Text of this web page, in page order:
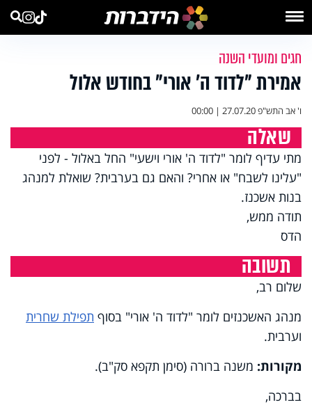
חגים ומועדי השנה
אמירת "לדוד ה’ אורי" בחודש אלול
ו' אב התש"פ27.07.20 | 00:00
שאלה
מתי עדיף לומר "לדוד ה' אורי וישעי" החל באלול - לפני
"עלינו לשבח" או אחרי? והאם גם בערבית? שואלת למנהג
בנות אשכנז.
תודה ממש,
הדס
תשובה
שלום רב,
מנהג האשכנזים לומר "לדוד ה' אורי" בסוף תפילת שחרית
וערבית.
מקורות: משנה ברורה (סימן תקפא סק"ב).
בברכה,